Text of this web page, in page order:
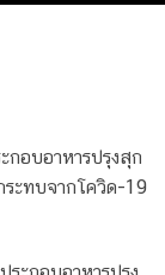
กอบอาหารปรุงสุก
ะทบจากโควิด-19